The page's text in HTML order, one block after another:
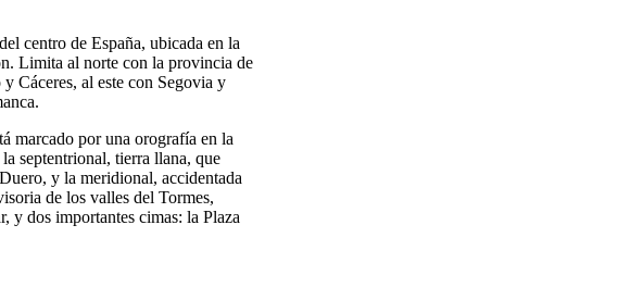
centro de España, ubicada en la
Limita al norte con la provincia de
Cáceres, al este con Segovia y
marcado por una orografía en la
septentrional, tierra llana, que
y la meridional, accidentada
de los valles del Tormes,
y dos importantes cimas: la Plaza